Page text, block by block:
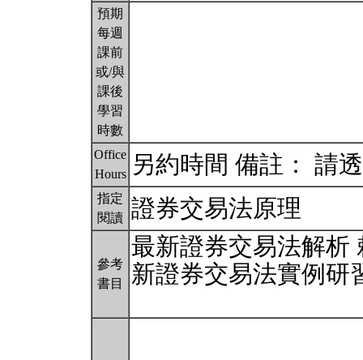
預期
每週
課前
或/與
課後
學習
時數
Office
Hours
另約時間 備註： 請
指定
閱讀 證券交易法原理
參考
書目
最新證券交易法解析
新證券交易法實例研